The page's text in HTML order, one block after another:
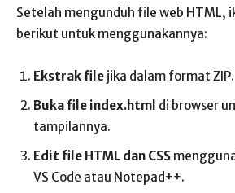
Setelah mengunduh file web HTML,
berikut untuk menggunakannya:
Ekstrak file jika dalam format ZIP.
Buka file index.html di browser
tampilannya.
Edit file HTML dan CSS
VS Code atau Notepad++.